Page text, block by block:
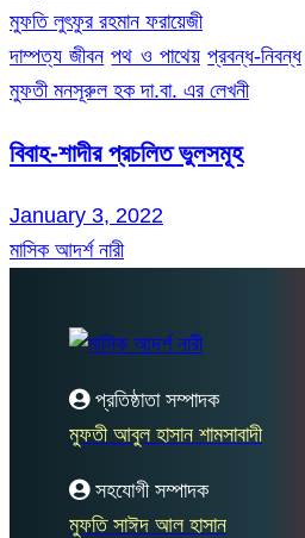
মুফতি লুৎফুর রহমান ফরায়েজী
দাম্পত্য জীবন পথ ও পাথেয় প্রবন্ধ-নিবন্ধ
মুফতী মনসূরুল হক দা.বা. এর লেখনী
বিবাহ-শাদীর প্রচলিত ভুলসমূহ
January 3, 2022
মাসিক আদর্শ নারী
প্রতিষ্ঠাতা সম্পাদক
মুফতী আবুল হাসান শামসাবাদী
সহযোগী সম্পাদক
মুফতি সাঈদ আল হাসান